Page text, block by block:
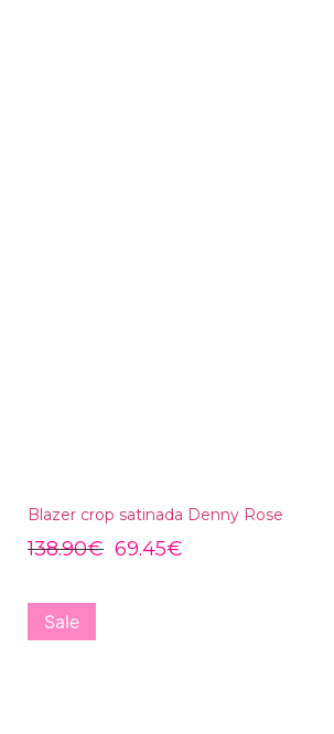
Blazer crop satinada Denny Rose
138.90€ 69.45€
Sale